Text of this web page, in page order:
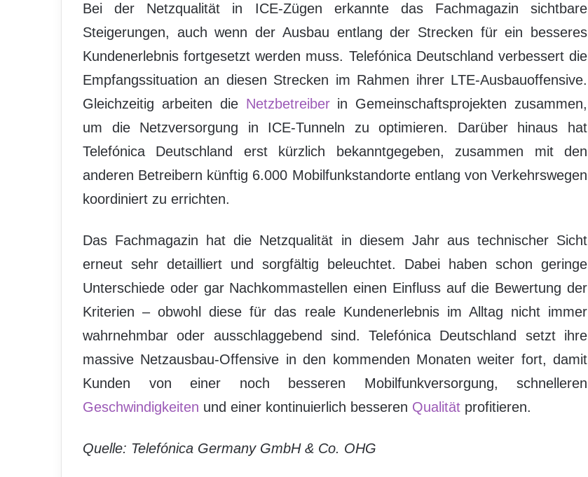
Bei der Netzqualität in ICE-Zügen erkannte das Fachmagazin sichtbare
Steigerungen, auch wenn der Ausbau entlang der Strecken für ein besseres
Kundenerlebnis fortgesetzt werden muss. Telefónica Deutschland verbessert die
Empfangssituation an diesen Strecken im Rahmen ihrer LTE-Ausbauoffensive.
Gleichzeitig arbeiten die Netzbetreiberin Gemeinschaftsprojekten zusammen,
um die Netzversorgung in ICE-Tunneln zu optimieren. Darüber hinaus hat
Telefónica Deutschland erst kürzlich bekanntgegeben, zusammen mit den
anderen Betreibern künftig 6.000 Mobilfunkstandorte entlang von Verkehrswegen
koordiniert zu errichten.
Das Fachmagazin hat die Netzqualität in diesem Jahr aus technischer Sicht
erneut sehr detailliert und sorgfältig beleuchtet. Dabei haben schon geringe
Unterschiede oder gar Nachkommastellen einen Einfluss auf die Bewertung der
Kriterien – obwohl diese für das reale Kundenerlebnis im Alltag nicht immer
wahrnehmbar oder ausschlaggebend sind. Telefónica Deutschland setzt ihre
massive Netzausbau-Offensive in den kommenden Monaten weiter fort, damit
Kunden von einer noch besseren Mobilfunkversorgung, schnelleren
Geschwindigkeiten und einer kontinuierlich besseren Qualität profitieren.
Quelle: Telefónica Germany GmbH & Co. OHG